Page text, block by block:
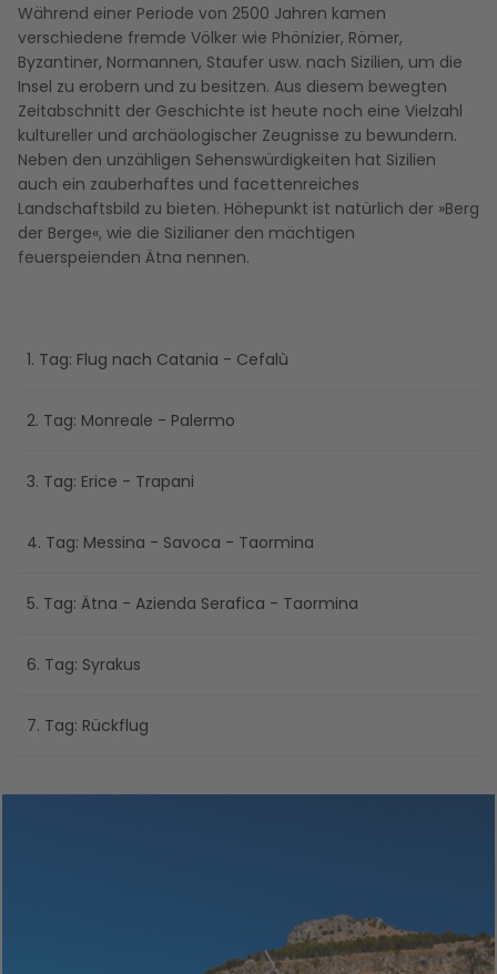
Während einer Periode von 2500 Jahren kamen
verschiedene fremde Völker wie Phönizier, Römer,
Byzantiner, Normannen, Staufer usw. nach Sizilien, um die
Insel zu erobern und zu besitzen. Aus diesem bewegten
Zeitabschnitt der Geschichte ist heute noch eine Vielzahl
kultureller und archäologischer Zeugnisse zu bewundern.
Neben den unzähligen Sehenswürdigkeiten hat Sizilien
auch ein zauberhaftes und facettenreiches
Landschaftsbild zu bieten. Höhepunkt ist natürlich der »Berg
der Berge«, wie die Sizilianer den mächtigen
feuerspeienden Ätna nennen.
1. Tag: Flug nach Catania - Cefalù
2. Tag: Monreale - Palermo
3. Tag: Erice - Trapani
4. Tag: Messina - Savoca - Taormina
5. Tag: Ätna - Azienda Serafica - Taormina
6. Tag: Syrakus
7. Tag: Rückflug